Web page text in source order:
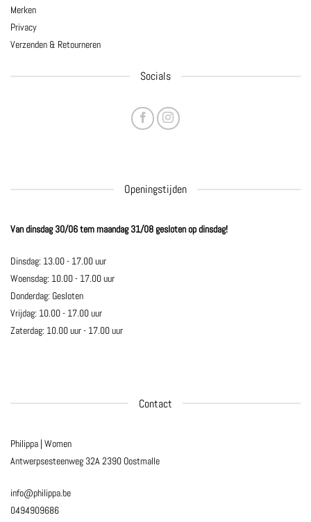
Contact
Philippa | Women
Antwerpsesteenweg 32A2390 Oostmalle
info@philippa.be
0494909686
Merken
Privacy
Verzenden & Retourneren
Socials
Openingstijden
Van dinsdag 30/06 tem maandag 31/08 gesloten op dinsdag!
Dinsdag: 13.00 - 17.00 uur
Woensdag: 10.00 - 17.00 uur
Donderdag: Gesloten
Vrijdag: 10.00 - 17.00 uur
Zaterdag: 10.00 uur - 17.00 uur